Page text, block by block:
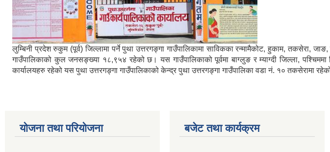
लुम्बिनी प्रदेश रुकुम (पूर्व) जिल्लामा पर्ने पुथा उत्तरगङ्गा गाउँपालिकामा साविकका रन्मामैकोट, हुकाम, तकसेरा,
गाउँपालिकाको कुल जनसङ्ख्या १८,९५४ रहेको छ। यस गाउँपालिकाको पूर्वमा बाग्लुङ र म्याग्दी जिल्ला,
कार्यालयहरु रहेको यस पुथा उत्तरगङ्गा गाउँपालिकाको केन्द्र पुथा उत्तरगङ्गा गाउँपालिका वडा नं. १० तकसेरामा
योजना तथा परियोजना बजेट तथा कार्यक्रम